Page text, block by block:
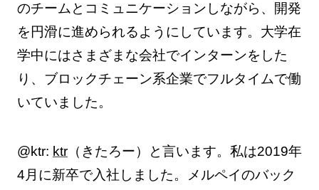
のチームとコミュニケーションしながら、開発
を円滑に進められるようにしています。大学在
学中にはさまざまな会社でインターンをした
り、ブロックチェーン系企業でフルタイムで働
いていました。
@ktr: ktr（きたろー）と言います。私は2019年
4月に新卒で入社しました。メルペイのバック